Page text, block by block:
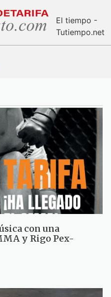
El tiempo -
Tutiempo.net
con una
y Rigo Pex-